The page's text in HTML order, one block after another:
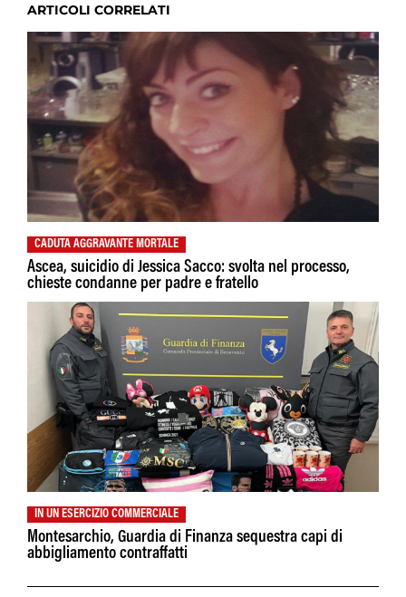
ARTICOLI CORRELATI
CADUTA AGGRAVANTE MORTALE
Ascea, suicidio di Jessica Sacco: svolta nel processo,
chieste condanne per padre e fratello
IN UN ESERCIZIO COMMERCIALE
Montesarchio, Guardia di Finanza sequestra capi di
abbigliamento contraffatti